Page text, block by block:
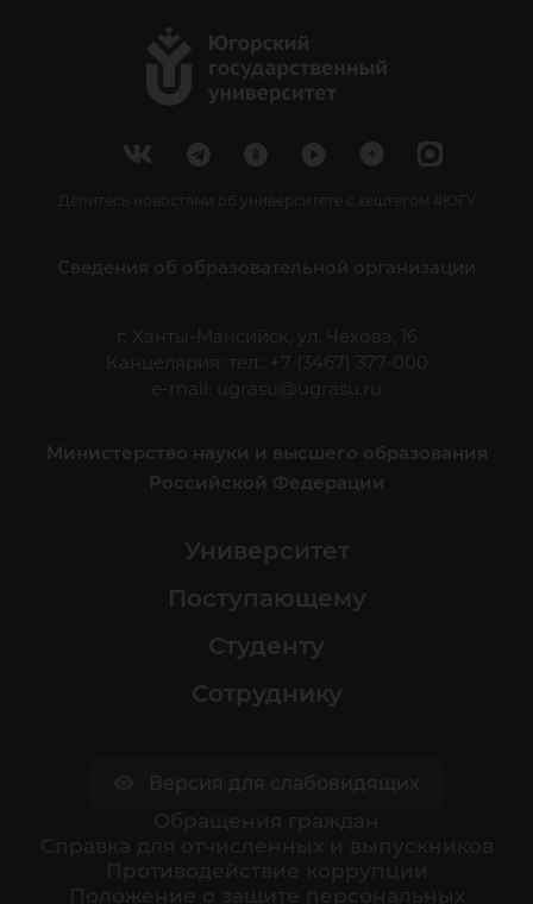
Делитесь новостями об университете с хештегом #ЮГУ
Сведения об образовательной организации
г. Ханты-Мансийск, ул. Чехова, 16
Канцелярия: тел.: +7 (3467) 377-000
e-mail:
ugrasu@ugrasu.ru
Министерство науки и высшего образования
Российской Федерации
Университет
Поступающему
Студенту
Сотруднику